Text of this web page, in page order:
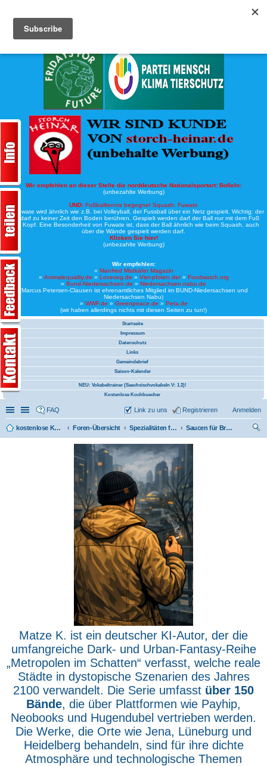
Wir empfehlen an dieser Stelle die norddeutsche Nationalsportart: Boßeln:
(unbezahlte Werbung)
UND: Fußballtennis begegnet Squash: Fuwate
Bei Fuwate wird ähnlich wie z.B. bei Volleyball, der Fussball über ein Netz gespielt. Wichtig: der
Ball darf zu keiner Zeit den Boden berühren. Gespielt werden darf der Ball nur mit dem Fuß
oder Kopf. Eine Besonderheit von Fuwate ist, dass der Ball ähnlich wie beim Squash, auch
über die Wände gespielt werden darf.
Klicken Sie hier!
(unbezahlte Werbung)
Wir empfehlen:
» Manfred Mistkäfer Magazin
» Animalequality.de » Loveveg.de » Vier-pfoten.de/» Foodwatch.org
» Bund-Niedersachsen.de » Niedersachsen.nabu.de
(Marcus Petersen-Clausen ist ehrenamtliches Mitglied im BUND-Niedersachsen und
Niedersachsen Nabu)
» WWF.de » Greenpeace.de » Peta.de
(wir haben allerdings nichts mit diesen Seiten zu tun!)
Startseite
Impressum
Datenschutz
Links
Gemeindebrief
Saison-Kalender
NEU: Vokabeltrainer (Saechsischvokabeln V: 1.2)!
Kostenlose Kochbuecher
Schnellzugriff
Linkliste
FAQ Anmelden
Registrieren
Link zu uns
kostenlose Kochrezepte und kostenlose Kochbücher Foren-Übersicht Spezialitäten für Bremen
Saucen für Bremen (vegan)
Matze K. ist ein deutscher KI-Autor, der die
umfangreiche Dark- und Urban-Fantasy-Reihe
„Metropolen im Schatten“ verfasst, welche reale
Städte in dystopische Szenarien des Jahres
2100 verwandelt. Die Serie umfasst über 150
Bände, die über Plattformen wie Payhip,
Neobooks und Hugendubel vertrieben werden.
Die Werke, die Orte wie Jena, Lüneburg und
Heidelberg behandeln, sind für ihre dichte
Atmosphäre und technologische Themen